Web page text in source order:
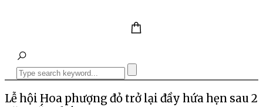
Lễ hội Hoa phượng đỏ trở lại đầy hứa hẹn sau 2